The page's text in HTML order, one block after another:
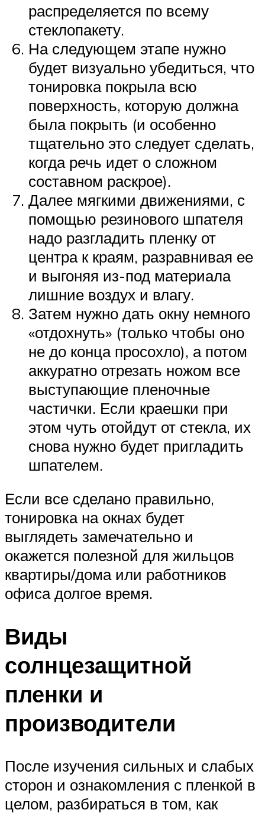
распределяется по всему
стеклопакету.
На следующем этапе нужно
будет визуально убедиться, что
тонировка покрыла всю
поверхность, которую должна
была покрыть (и особенно
тщательно это следует сделать,
когда речь идет о сложном
составном раскрое).
Далее мягкими движениями, с
помощью резинового шпателя
надо разгладить пленку от
центра к краям, разравнивая ее
и выгоняя из-под материала
лишние воздух и влагу.
Затем нужно дать окну немного
«отдохнуть» (только чтобы оно
не до конца просохло), а потом
аккуратно отрезать ножом все
выступающие пленочные
частички. Если краешки при
этом чуть отойдут от стекла, их
снова нужно будет пригладить
шпателем.
Если все сделано правильно,
тонировка на окнах будет
выглядеть замечательно и
окажется полезной для жильцов
квартиры/дома или работников
офиса долгое время.
Виды
солнцезащитной
пленки и
производители
После изучения сильных и слабых
сторон и ознакомления с пленкой в
целом, разбираться в том, как